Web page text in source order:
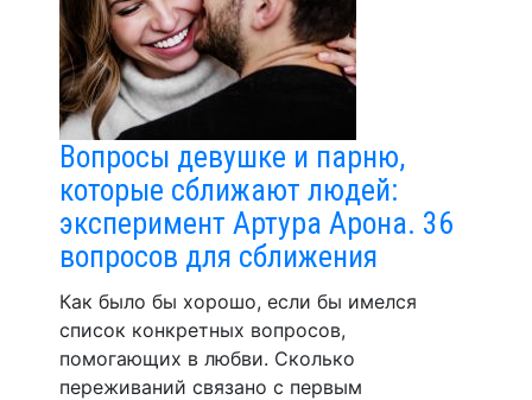
Вопросы девушке и парню,
которые сближают людей:
эксперимент Артура Арона. 36
вопросов для сближения
Как было бы хорошо, если бы имелся
список конкретных вопросов,
помогающих в любви. Сколько
переживаний связано с первым